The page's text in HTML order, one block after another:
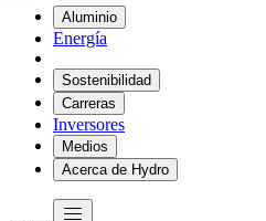
Aluminio
Energía
Sostenibilidad
Carreras
Inversores
Medios
Acerca de Hydro